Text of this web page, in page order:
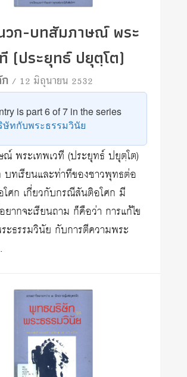
วก-บทสัมภาษณ์ พระ
(ประยุทธ์ ปยุตฺโต)
/ 12 มิถุนายน 2532
is part 6 of 7 in the series
ทกับพระธรรมวินัย
พระเทพเวที (ประยุทธ์ ปยุตฺโต)
ทเรียนและท่าทีของชาวพุทธต่อ
ศก เกี่ยวกับกรณีสันติอโศก มี
ากจะเรียนถาม ก็คือว่า การแก้ไข
ะธรรมวินัย กับการตีความพระ